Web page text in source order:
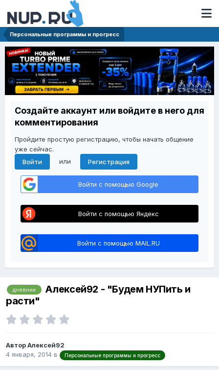
Персональные программы и прогресс
Создайте аккаунт или войдите в него для
комментирования
Пройдите простую регистрацию, чтобы начать общение
уже сейчас.
Войти
или Регистрация
Войти с помощью Google
Войти с помощью Яндекс
Войти с помощью MAIL.RU
дневник
Алексей92 - "Будем НУПить и
расти"
Автор Алексей92
4 января, 2014 в Персональные программы и прогресс